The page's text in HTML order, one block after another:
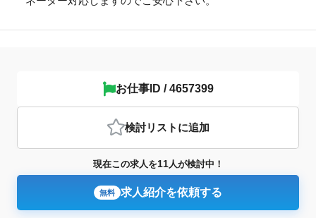
お仕事ID / 4657399
検討リスト に追加
現在この求人を11人が検討中！
無料 求人紹介を依頼する